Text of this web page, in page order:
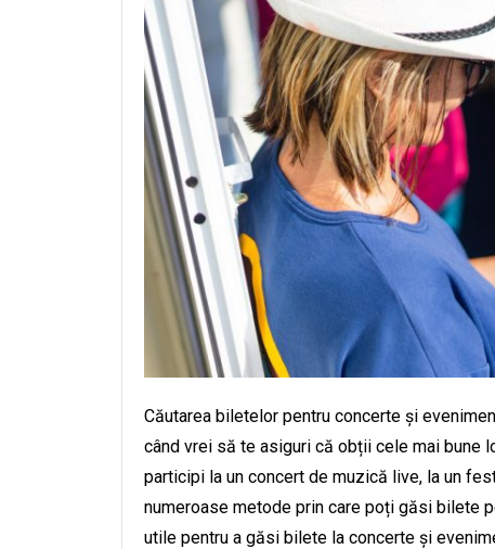
Căutarea biletelor pentru concerte și
când vrei să te asiguri că obții cele mai bune
participi la un concert de muzică live, la un
numeroase metode prin care poți găsi bilete
utile pentru a găsi bilete la concerte și